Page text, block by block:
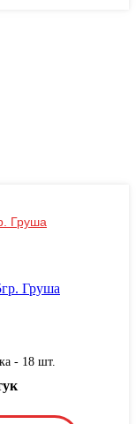
Груша
- 18 шт.